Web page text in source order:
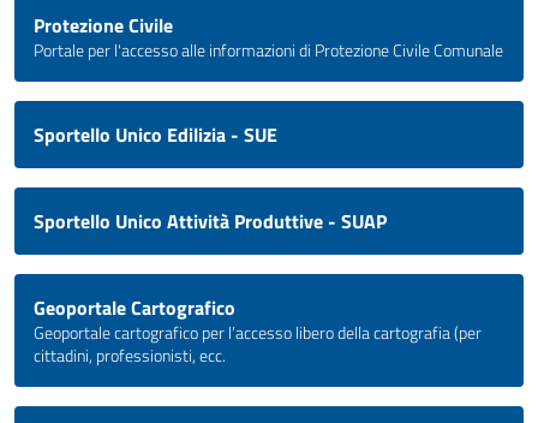
Protezione Civile
Portale per l'accesso alle informazioni di Protezione Civile Comunale
Sportello Unico Edilizia - SUE
Sportello Unico Attività Produttive - SUAP
Geoportale Cartografico
Geoportale cartografico per l’accesso libero della cartografia (per
cittadini, professionisti, ecc.